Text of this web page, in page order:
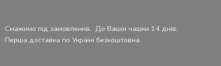
Смажимо під замовлення. До Вашої чашки 14 днів.
Перша доставка по Україні безкоштовна.